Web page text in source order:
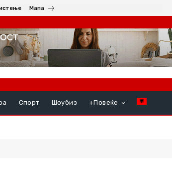
Мапа
Спорт Шоубиз +Повеќе
љубовта кон татковината